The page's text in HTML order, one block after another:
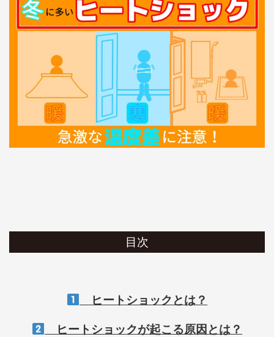
目次
ヒートショックとは？
ヒートショックが起こる原因とは？